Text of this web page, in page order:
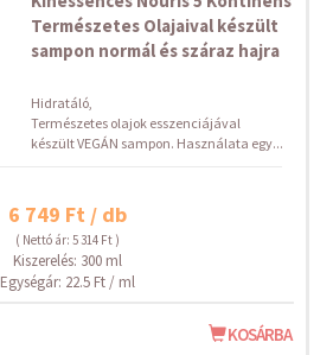
Természetes Olajaival készült
sampon normál és száraz hajra
Hidratáló,
Természetes olajok esszenciájával
készült VEGÁN sampon. Használata egy...
6 749 Ft / db
( Nettó ár: 5 314 Ft )
Kiszerelés: 300 ml
Egységár: 22.5 Ft / ml
KOSÁRBA